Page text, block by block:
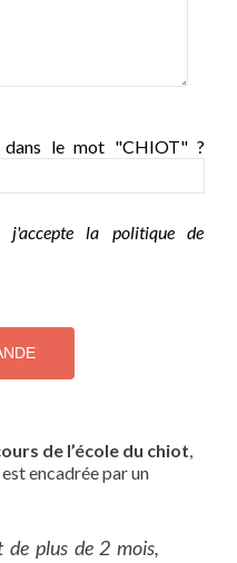
le mot "CHIOT" ?
j'accepte la politique de
de l’école du chiot,
encadrée par un
de plus de 2 mois,